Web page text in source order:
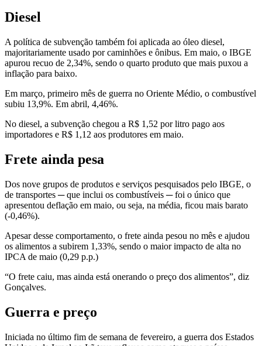
Diesel
A política de subvenção também foi aplicada ao óleo diesel,
majoritariamente usado por caminhões e ônibus. Em maio, o IBGE
apurou recuo de 2,34%, sendo o quarto produto que mais puxou a
inflação para baixo.
Em março, primeiro mês de guerra no Oriente Médio, o combustível
subiu 13,9%. Em abril, 4,46%.
No diesel, a subvenção chegou a R$ 1,52 por litro pago aos
importadores e R$ 1,12 aos produtores em maio.
Frete ainda pesa
Dos nove grupos de produtos e serviços pesquisados pelo IBGE, o
de transportes ─ que inclui os combustíveis ─ foi o único que
apresentou deflação em maio, ou seja, na média, ficou mais barato
(-0,46%).
Apesar desse comportamento, o frete ainda pesou no mês e ajudou
os alimentos a subirem 1,33%, sendo o maior impacto de alta no
IPCA de maio (0,29 p.p.)
“O frete caiu, mas ainda está onerando o preço dos alimentos”, diz
Gonçalves.
Guerra e preço
Iniciada no último fim de semana de fevereiro, a guerra dos Estados